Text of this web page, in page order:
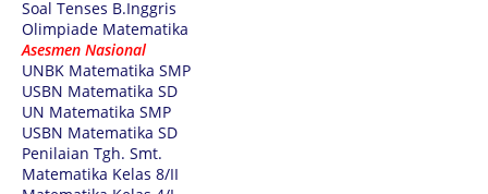
Soal Tenses B.Inggris
Olimpiade Matematika
Asesmen Nasional
UNBK Matematika SMP
USBN Matematika SD
UN Matematika SMP
USBN Matematika SD
Penilaian Tgh. Smt.
Matematika Kelas 8/II